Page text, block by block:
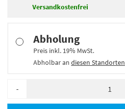
Versandkostenfrei
Abholung
Preis inkl. 19% MwSt.
Abholbar an diesen Standorten
-